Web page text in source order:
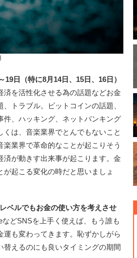
19日（特に8月14日、15日、16日）
を活性化させる為の話題などお金
トラブル。ビットコインの話題、
、ハッキング、ネットバンキング
は、音楽業界でとんでもないこと
業界で革命的なことが起こりそう
が動きす出来事が起こります。金
起こる変化の時だと思いましょ
ベルでもお金の使い方を考えさせ
どSNSを上手く使えば、もう誰も
も変わってきます。恥ずかしがら
えるのにも良いタイミングの期間